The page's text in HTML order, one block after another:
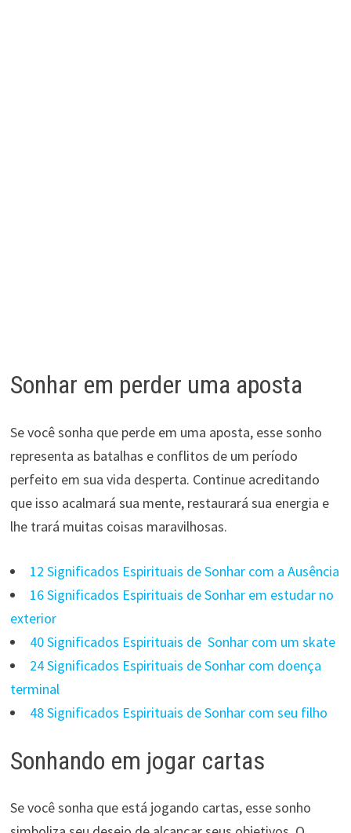
Sonhar em perder uma aposta
Se você sonha que perde em uma aposta, esse sonho
representa as batalhas e conflitos de um período
perfeito em sua vida desperta. Continue acreditando
que isso acalmará sua mente, restaurará sua energia e
lhe trará muitas coisas maravilhosas.
12 Significados Espirituais de Sonhar com a Ausência
16 Significados Espirituais de Sonhar em estudar no
exterior
40 Significados Espirituais de Sonhar com um skate
24 Significados Espirituais de Sonhar com doença
terminal
48 Significados Espirituais de Sonhar com seu filho
Sonhando em jogar cartas
Se você sonha que está jogando cartas, esse sonho